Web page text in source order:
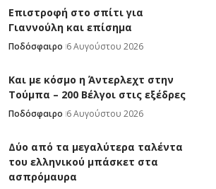
Επιστροφή στο σπίτι για
Γιαννούλη και επίσημα
Ποδόσφαιρο 6 Αυγούστου 2026
Και με κόσμο η Άντερλεχτ στην
Τούμπα – 200 Βέλγοι στις εξέδρες
Ποδόσφαιρο 6 Αυγούστου 2026
Δύο από τα μεγαλύτερα ταλέντα
του ελληνικού μπάσκετ στα
ασπρόμαυρα